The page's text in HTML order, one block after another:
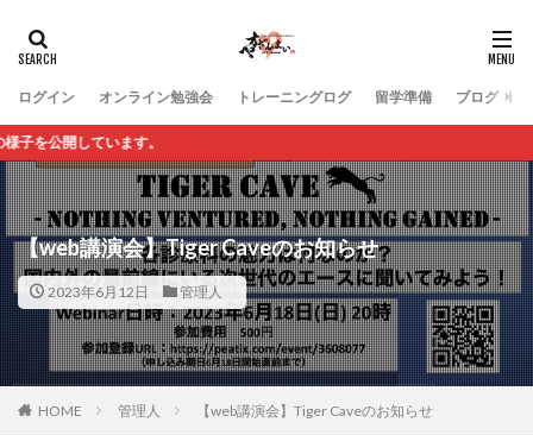
ログイン オンライン勉強会 トレーニングログ 留学準備 ブログ
ています。
【web講演会】Tiger Caveのお知らせ
2023年6月12日 管理人
HOME 管理人 【web講演会】Tiger Caveのお知らせ